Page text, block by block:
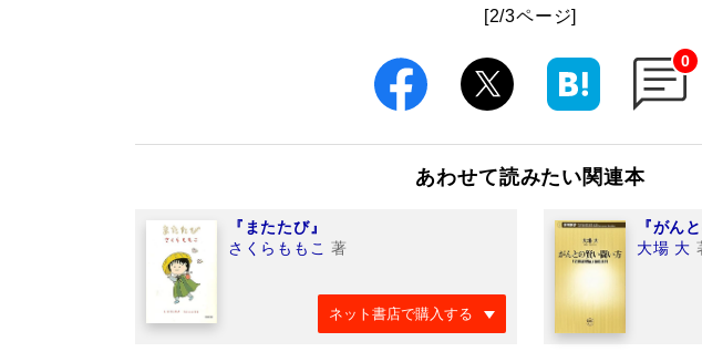
[2/3ページ]
0
あわせて読みたい関連本
『またたび』
さくらももこ 著
ネット書店で購入する
『がん
大場 大